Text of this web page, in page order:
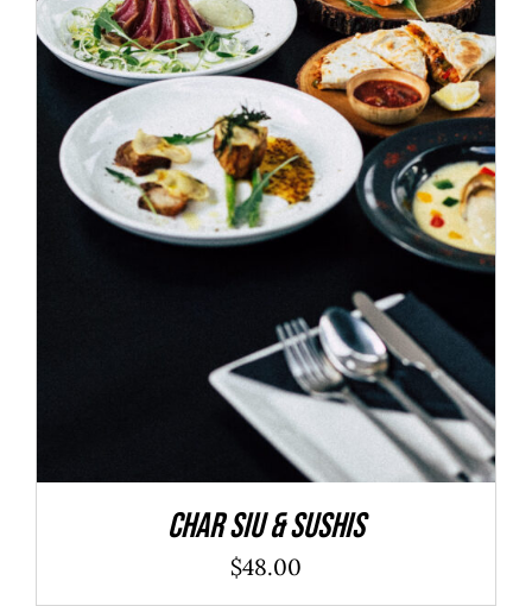
ADD TO CART / DÉTAILS
Char Siu & Sushis
$48.00